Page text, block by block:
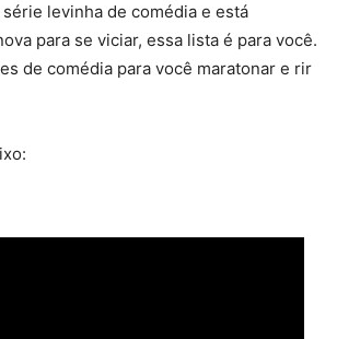
série levinha de comédia e está
para se viciar, essa lista é para você.
de comédia para você maratonar e rir